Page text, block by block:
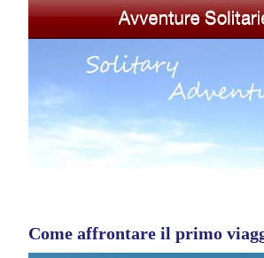
Come affrontare il primo